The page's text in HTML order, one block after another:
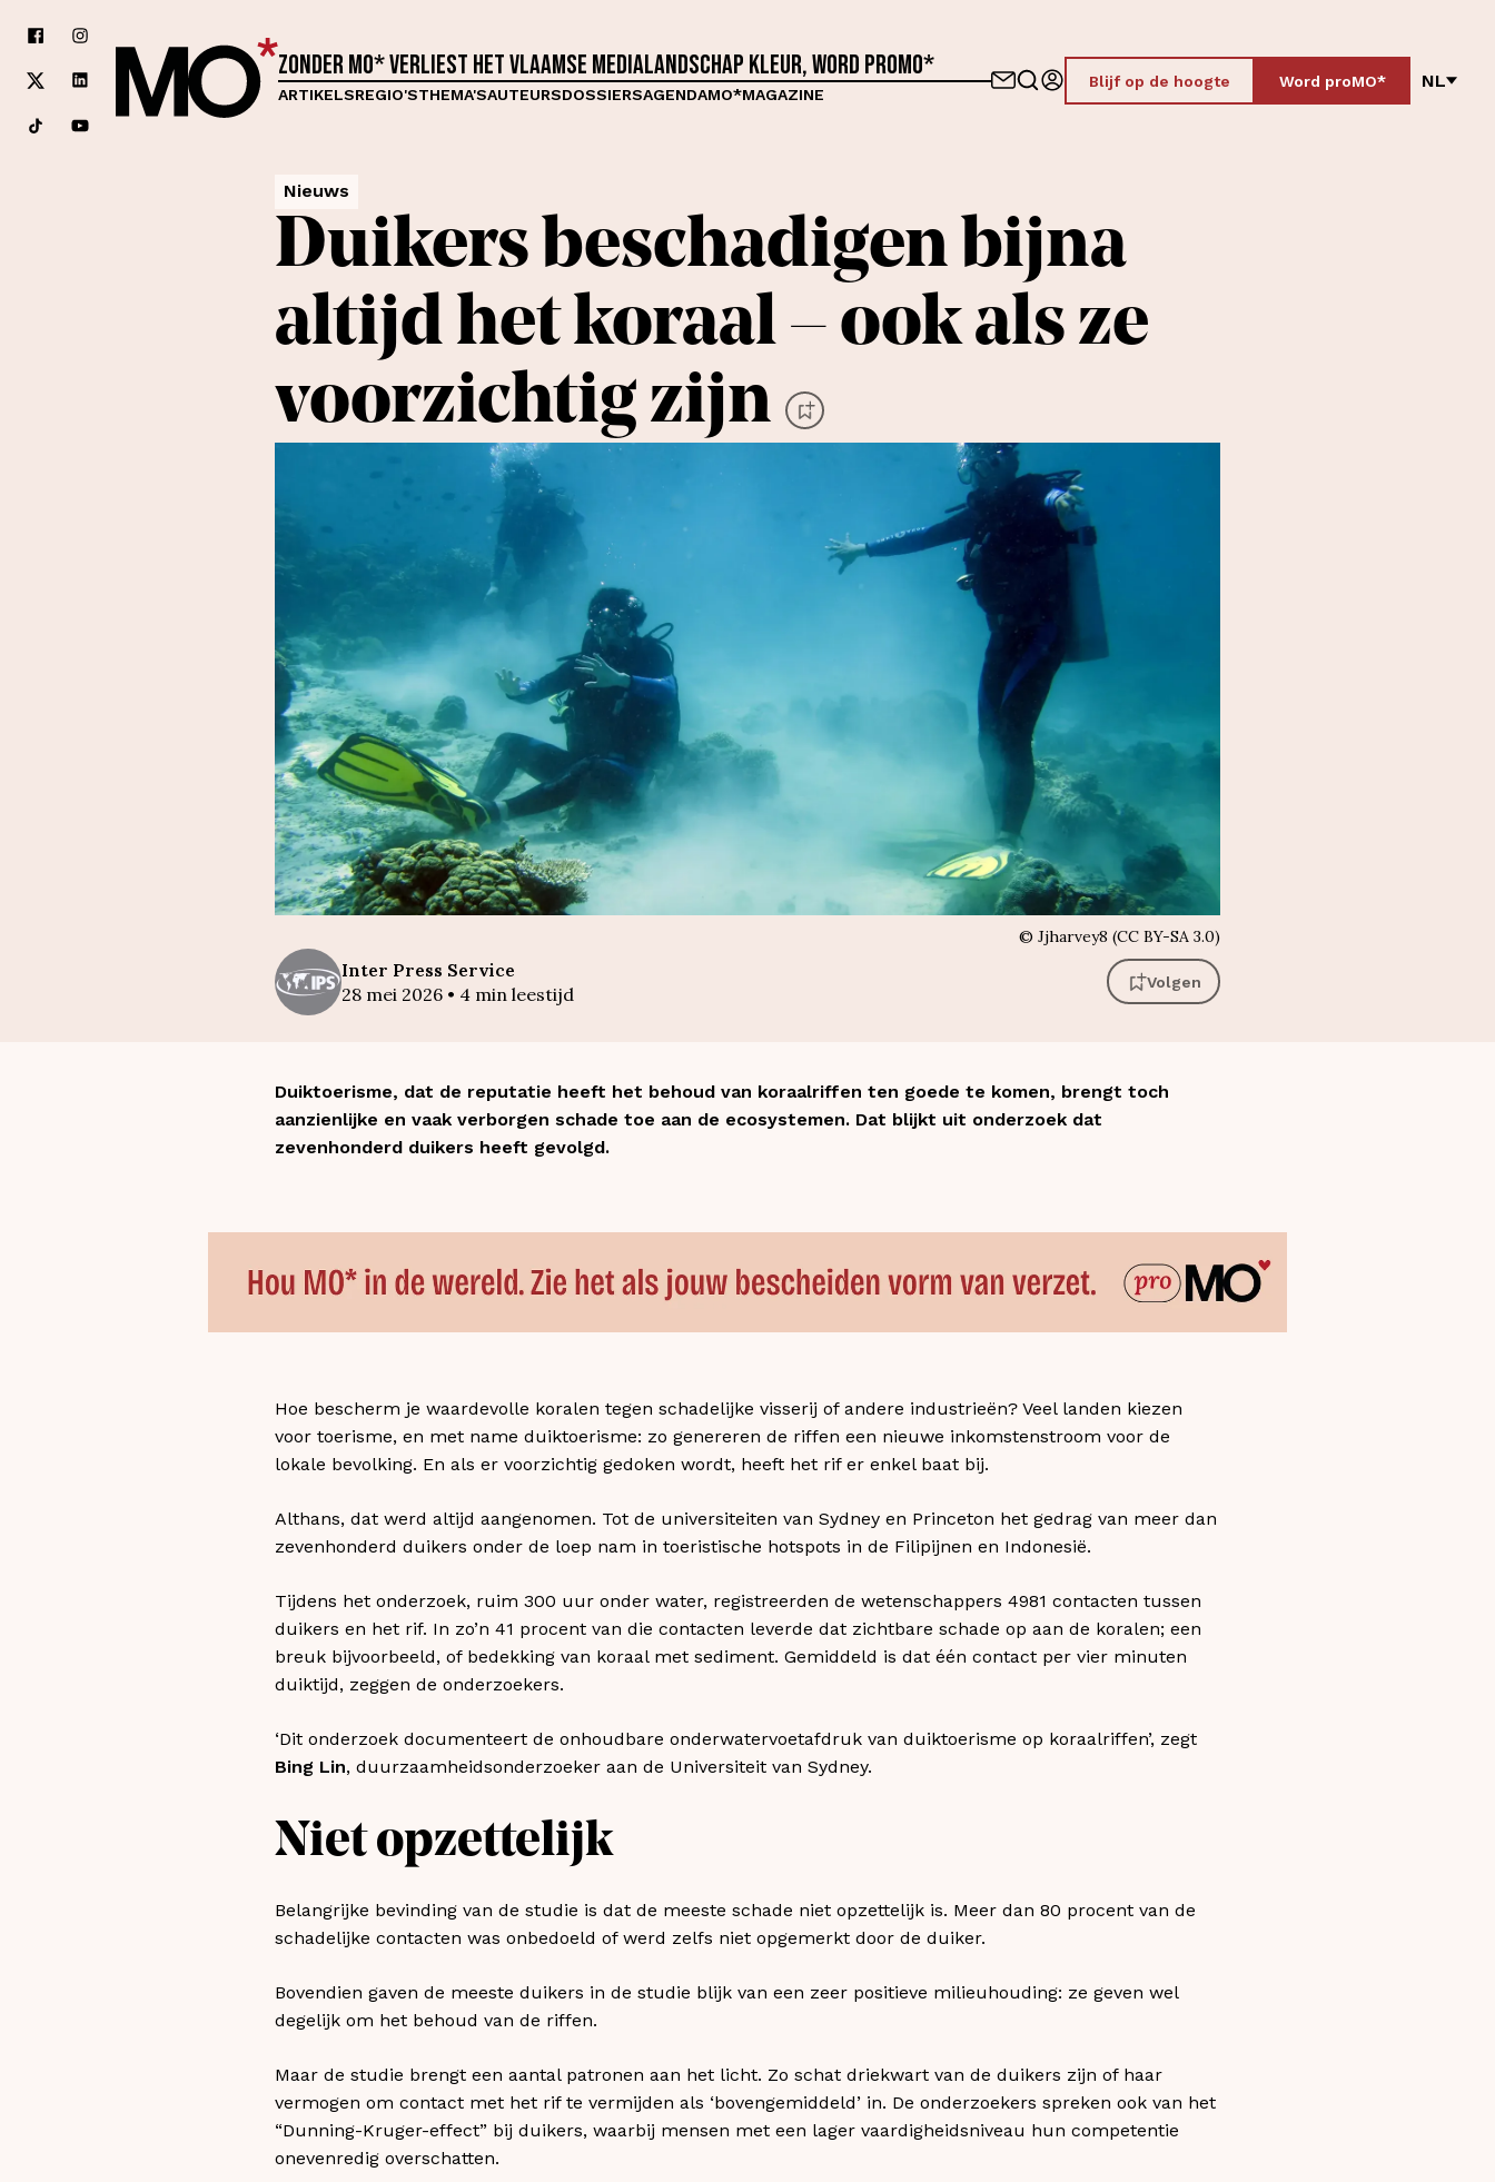
Zonder MO* verliest het Vlaamse medialandschap kleur, word proMO*
ARTIKELSREGIO'STHEMA'SAUTEURSDOSSIERSAGENDAMO*MAGAZINE
Blijf op de hoogte Word proMO* NL
Nieuws
Duikers beschadigen bijna
altijd het koraal – ook als ze
voorzichtig zijn
© Jjharvey8 (CC BY-SA 3.0)
Inter Press Service
28 mei 2026 • 4 min leestijd
Volgen
Duiktoerisme, dat de reputatie heeft het behoud van koraalriffen ten goede te komen, brengt toch
aanzienlijke en vaak verborgen schade toe aan de ecosystemen. Dat blijkt uit onderzoek dat
zevenhonderd duikers heeft gevolgd.
Hoe bescherm je waardevolle koralen tegen schadelijke visserij of andere industrieën? Veel landen kiezen
voor toerisme, en met name duiktoerisme: zo genereren de riffen een nieuwe inkomstenstroom voor de
lokale bevolking. En als er voorzichtig gedoken wordt, heeft het rif er enkel baat bij.
Althans, dat werd altijd aangenomen. Tot de universiteiten van Sydney en Princeton het gedrag van meer dan
zevenhonderd duikers onder de loep nam in toeristische hotspots in de Filipijnen en Indonesië.
Tijdens het onderzoek, ruim 300 uur onder water, registreerden de wetenschappers 4981 contacten tussen
duikers en het rif. In zo’n 41 procent van die contacten leverde dat zichtbare schade op aan de koralen; een
breuk bijvoorbeeld, of bedekking van koraal met sediment. Gemiddeld is dat één contact per vier minuten
duiktijd, zeggen de onderzoekers.
‘Dit onderzoek documenteert de onhoudbare onderwatervoetafdruk van duiktoerisme op koraalriffen’, zegt
Bing Lin, duurzaamheidsonderzoeker aan de Universiteit van Sydney.
Niet opzettelijk
Belangrijke bevinding van de studie is dat de meeste schade niet opzettelijk is. Meer dan 80 procent van de
schadelijke contacten was onbedoeld of werd zelfs niet opgemerkt door de duiker.
Bovendien gaven de meeste duikers in de studie blijk van een zeer positieve milieuhouding: ze geven wel
degelijk om het behoud van de riffen.
Maar de studie brengt een aantal patronen aan het licht. Zo schat driekwart van de duikers zijn of haar
vermogen om contact met het rif te vermijden als ‘bovengemiddeld’ in. De onderzoekers spreken ook van het
“Dunning-Kruger-effect” bij duikers, waarbij mensen met een lager vaardigheidsniveau hun competentie
onevenredig overschatten.